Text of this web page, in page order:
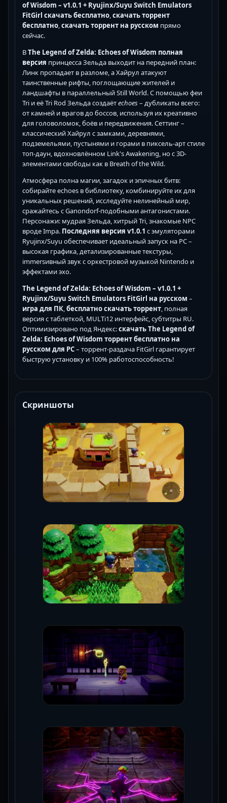
of Wisdom – v1.0.1 + Ryujinx/Suyu Switch Emulators
FitGirl скачать бесплатно скачать торрент
бесплатно скачать торрент на русском прямо
сейчас.
ВThe Legend of Zelda: Echoes of Wisdom полная
версия принцесса Зельда выходит на передний план:
Линк пропадает в разломе, а Хайрул атакуют
таинственные рифты, поглощающие жителей и
ландшафты в параллельный Still World. С помощью феи
Tri и её Tri Rod Зельда создаётechoes– дубликаты всего:
от камней и врагов до боссов, используя их креативно
для головоломок, боёв и передвижения. Сеттинг –
классический Хайрул с замками, деревнями,
подземельями, пустынями и горами в пиксель-арт стиле
топ-даун, вдохновлённом Link's Awakening, но с 3D-
элементами свободы как в Breath of the Wild.
Атмосфера полна магии, загадок и эпичных битв:
собирайте echoes в библиотеку, комбинируйте их для
уникальных решений, исследуйте нелинейный мир,
сражайтесь с Ganondorf-подобными антагонистами.
Персонажи: мудрая Зельда, хитрый Tri, знакомые NPC
вроде Impa. Последняя версия v1.0.1 с эмуляторами
Ryujinx/Suyu обеспечивает идеальный запуск на PC –
высокая графика, детализированные текстуры,
immersивный звук с оркестровой музыкой Nintendo и
эффектами эхо.
The Legend of Zelda: Echoes of Wisdom – v1.0.1 +
Ryujinx/Suyu Switch Emulators FitGirl на русском –
игра для ПК бесплатно скачать торрент , полная
версия с таблеткой, MULTi12 интерфейс, субтитры RU.
Оптимизировано под Яндекс:скачать The Legend of
Zelda: Echoes of Wisdom торрент бесплатно на
русском для PC– торрент-раздача FitGirl гарантирует
быструю установку и 100% работоспособность!
Скриншоты